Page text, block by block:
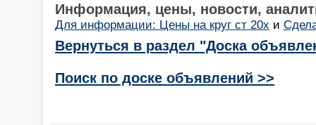
Информация, цены, новости,
Для информации: Цены на круг ст 20х и
Вернуться в раздел "Доска
Поиск по доске объявлений >>